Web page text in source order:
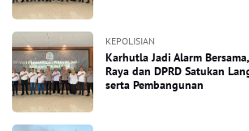
KEPOLISIAN
Karhutla Jadi Alarm
Raya dan DPRD Satukan
serta Pembangunan